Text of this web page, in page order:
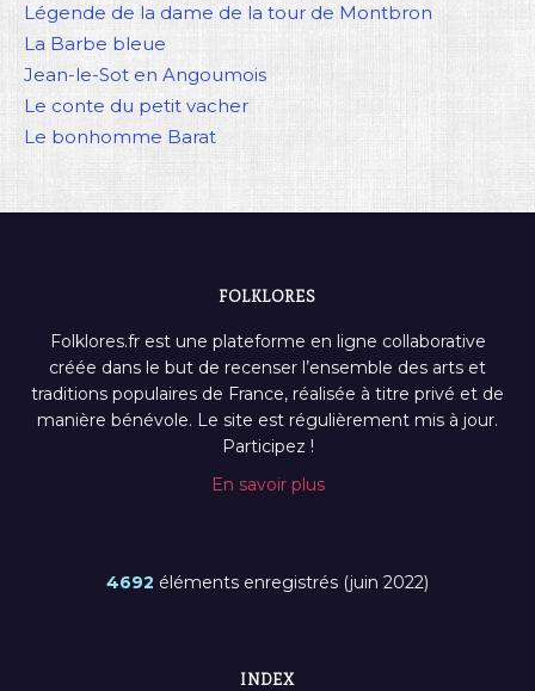
Légende de la dame de la tour de Montbron
La Barbe bleue
Jean-le-Sot en Angoumois
Le conte du petit vacher
Le bonhomme Barat
FOLKLORES
Folklores.fr est une plateforme en ligne collaborative
créée dans le but de recenser l’ensemble des arts et
traditions populaires de France, réalisée à titre privé et de
manière bénévole. Le site est régulièrement mis à jour.
Participez !
En savoir plus
4692 éléments enregistrés (juin 2022)
INDEX